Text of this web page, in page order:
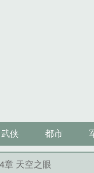
武侠 都市
章 天空之眼